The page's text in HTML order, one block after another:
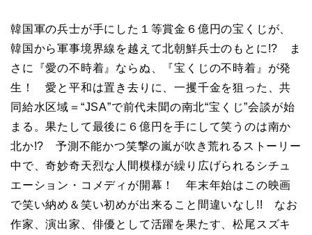
韓国軍の兵士が手にした１等賞金６億円の宝くじが、
韓国から軍事境界線を越えて北朝鮮兵士のもとに!? ま
さに『愛の不時着』ならぬ、『宝くじの不時着』が発
生！ 愛と平和は置き去りに、一攫千金を狙った、共
同給水区域＝“JSA”で前代未聞の南北“宝くじ”会談が始
まる。果たして最後に６億円を手にして笑うのは南か
北か!? 予測不能かつ笑撃の嵐が吹き荒れるストーリー
中で、奇妙奇天烈な人間模様が繰り広げられるシチュ
エーション・コメディが開幕！ 年末年始はこの映画
で笑い納め＆笑い初めが出来ること間違いなし!! なお
作家、演出家、俳優として活躍を果たす、松尾スズキ